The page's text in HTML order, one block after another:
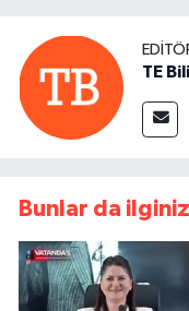
TE
Bunlar da